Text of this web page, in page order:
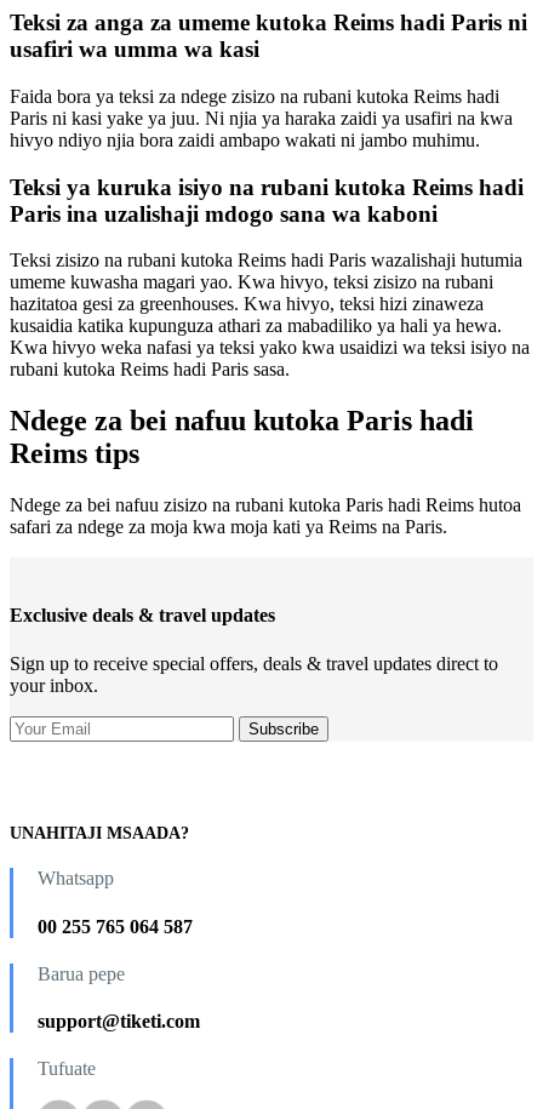
Teksi za anga za umeme kutoka Reims hadi Paris ni
usafiri wa umma wa kasi
Faida bora ya teksi za ndege zisizo na rubani kutoka Reims hadi
Paris ni kasi yake ya juu. Ni njia ya haraka zaidi ya usafiri na kwa
hivyo ndiyo njia bora zaidi ambapo wakati ni jambo muhimu.
Teksi ya kuruka isiyo na rubani kutoka Reims hadi
Paris ina uzalishaji mdogo sana wa kaboni
Teksi zisizo na rubani kutoka Reims hadi Paris wazalishaji hutumia
umeme kuwasha magari yao. Kwa hivyo, teksi zisizo na rubani
hazitatoa gesi za greenhouses. Kwa hivyo, teksi hizi zinaweza
kusaidia katika kupunguza athari za mabadiliko ya hali ya hewa.
Kwa hivyo weka nafasi ya teksi yako kwa usaidizi wa teksi isiyo na
rubani kutoka Reims hadi Paris sasa.
Ndege za bei nafuu kutoka Paris hadi
Reims tips
Ndege za bei nafuu zisizo na rubani kutoka Paris hadi Reims hutoa
safari za ndege za moja kwa moja kati ya Reims na Paris.
Exclusive deals & travel updates
Sign up to receive special offers, deals & travel updates direct to
your inbox.
UNAHITAJI MSAADA?
Whatsapp
00 255 765 064 587
Barua pepe
support@tiketi.com
Tufuate